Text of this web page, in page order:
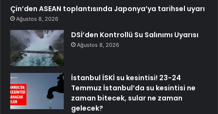
Çin’den ASEAN toplantısında Japonya’ya tarihsel uyarı
Ağustos 8, 2026
DSİ’den Kontrollü Su Salınımı Uyarısı
Ağustos 8, 2026
İstanbul İSKİ su kesintisi! 23-24
Temmuz İstanbul’da su kesintisi ne
zaman bitecek, sular ne zaman
gelecek?